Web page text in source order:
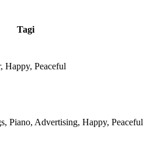
Tagi
Happy, Peaceful
Piano, Advertising, Happy, Peaceful